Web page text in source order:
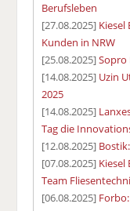
Berufsleben
[27.08.2025]
Kunden in NRW
[25.08.2025]Sopro
[14.08.2025] Uzin
2025
[14.08.2025]
Tag die
[12.08.2025]
[07.08.2025] Kiesel
Team
[06.08.2025]